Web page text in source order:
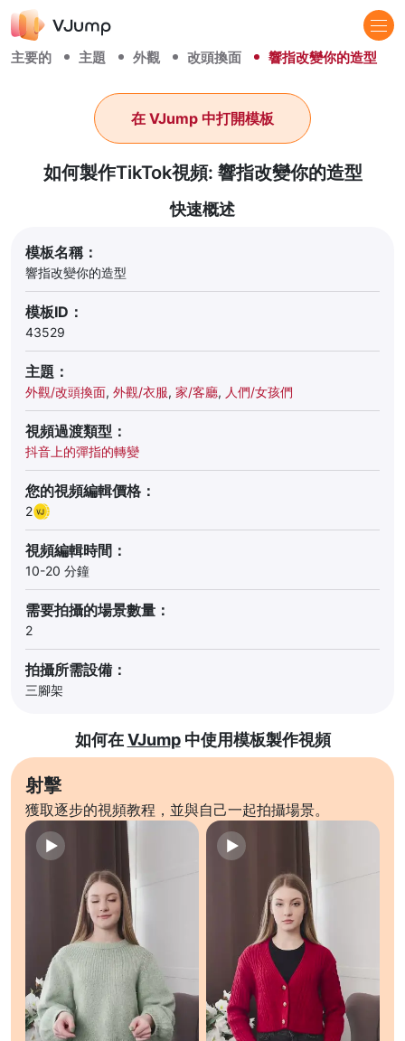
主要的 主題 外觀 改頭換面 響指改變你的造型
如何製作TikTok視頻: 響指改變你的造型
在 VJump 中打開模板
快速概述
模板名稱：
響指改變你的造型
模板ID：
43529
主題：
外觀/改頭換面, 外觀/衣服, 家/客廳, 人們/女孩們
視頻過渡類型：
抖音上的彈指的轉變
您的視頻編輯價格：
2
視頻編輯時間：
10-20 分鐘
需要拍攝的場景數量：
2
拍攝所需設備：
三腳架
如何在VJump中使用模板製作視頻
射擊
獲取逐步的視頻教程，並與自己一起拍攝場景。